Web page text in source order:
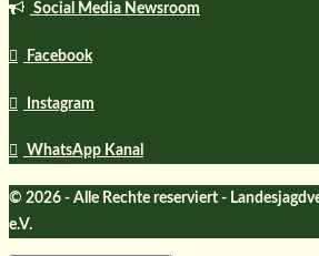
Social Media Newsroom
Facebook
Instagram
WhatsApp Kanal
© 2026 - Alle Rechte reserviert -
e.V.